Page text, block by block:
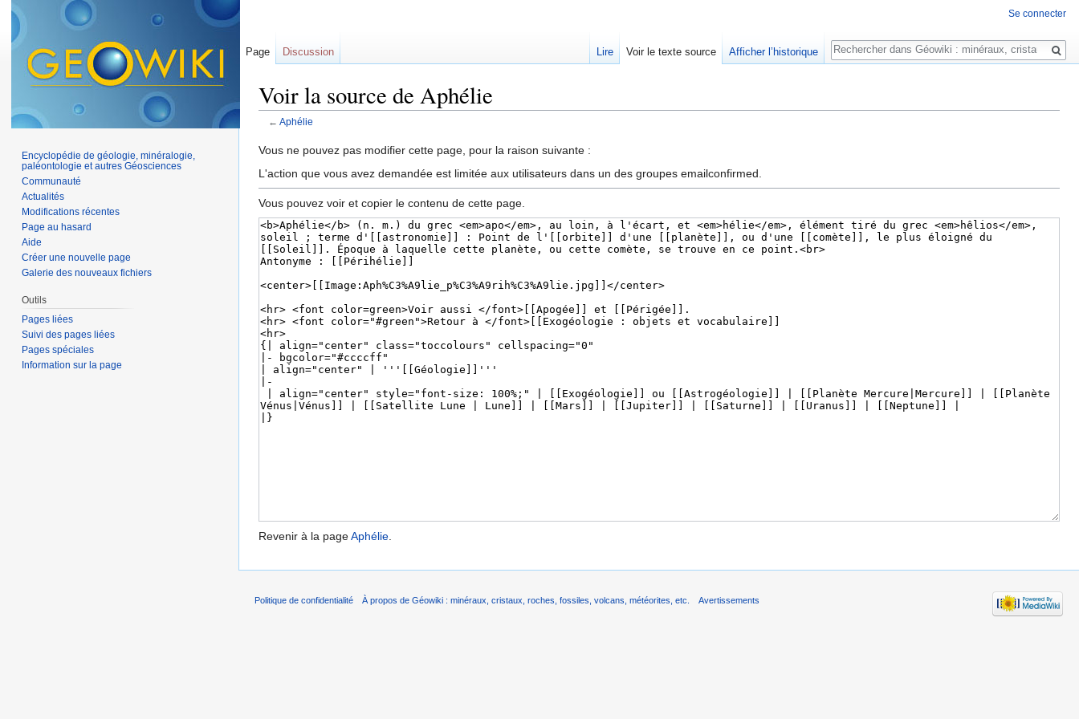
Voir la source de Aphélie
← Aphélie
Vous ne pouvez pas modifier cette page, pour la raison suivante :
L'action que vous avez demandée est limitée aux utilisateurs dans un des groupes emailconfirmed.
Vous pouvez voir et copier le contenu de cette page.
Revenir à la pageAphélie.
Se connecter
Page Discussion Lire Voir le texte source Afficher l’historique
Rechercher
Encyclopédie de géologie, minéralogie,
paléontologie et autres Géosciences
Communauté
Actualités
Modifications récentes
Page au hasard
Aide
Créer une nouvelle page
Galerie des nouveaux fichiers
Outils
Pages liées
Suivi des pages liées
Pages spéciales
Information sur la page
Politique de confidentialité À propos de Géowiki : minéraux, cristaux, roches, fossiles, volcans, météorites, etc. Avertissements